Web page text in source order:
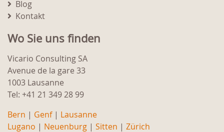
Blog
Kontakt
Wo Sie uns finden
Vicario Consulting SA
Avenue de la gare 33
1003 Lausanne
Tel: +41 21 349 28 99
Bern | Genf| Lausanne
Lugano | Neuenburg | Sitten | Zürich